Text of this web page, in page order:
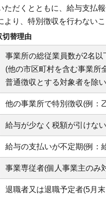
ただくとともに、給与支払
より、特別徴収を行わないこ
切替理由
事業所の総従業員数が2名以
(他の市区町村を含む事業所
普通徴収とする対象者を除
他の事業所で特別徴収(例：
給与が少なく税額が引けな
給与の支払いが不定期(例：
事業専従者(個人事業主のみ
退職者又は退職予定者(5月